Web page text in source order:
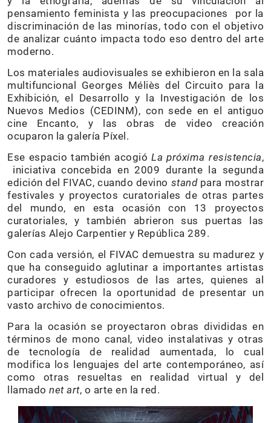
pensamiento feminista y las preocupaciones por la
discriminación de las minorías, todo con el objetivo
de analizar cuánto impacta todo eso dentro del arte
moderno.
Los materiales audiovisuales se exhibieron en la sala
multifuncional Georges Méliès del Circuito para la
Exhibición, el Desarrollo y la Investigación de los
Nuevos Medios (CEDINM), con sede en el antiguo
cine Encanto, y las obras de video creación
ocuparon la galería Píxel.
Ese espacio también acogióLa próxima resistencia,
iniciativa concebida en 2009 durante la segunda
edición del FIVAC, cuando devino standpara mostrar
festivales y proyectos curatoriales de otras partes
del mundo, en esta ocasión con 13 proyectos
curatoriales, y también abrieron sus puertas las
galerías Alejo Carpentier y República 289.
Con cada versión, el FIVAC demuestra su madurez y
que ha conseguido aglutinar a importantes artistas
curadores y estudiosos de las artes, quienes al
participar ofrecen la oportunidad de presentar un
vasto archivo de conocimientos.
Para la ocasión se proyectaron obras divididas en
términos de mono canal, video instalativas y otras
de tecnología de realidad aumentada, lo cual
modifica los lenguajes del arte contemporáneo, así
como otras resueltas en realidad virtual y del
llamado net art, o arte en la red.